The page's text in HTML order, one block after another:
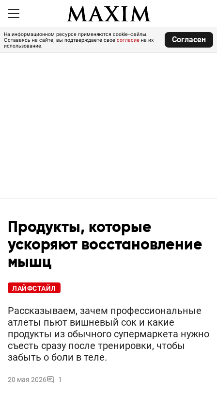
На информационном ресурсе применяются cookie-файлы.
Оставаясь на сайте, вы подтверждаете свое согласие на их
использование.
Согласен
Продукты, которые
ускоряют восстановление
мышц
ЛАЙФСТАЙЛ
Рассказываем, зачем профессиональные
атлеты пьют вишневый сок и какие
продукты из обычного супермаркета нужно
съесть сразу после тренировки, чтобы
забыть о боли в теле.
20 мая 2026 1